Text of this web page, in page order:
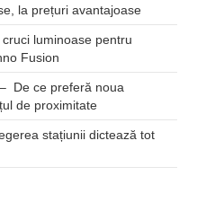
la prețuri avantajoase
luminoase pentru
Fusion
De ce preferă noua
de proximitate
stațiunii dictează tot